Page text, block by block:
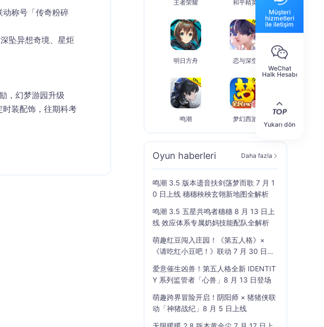
动称号「传奇粉碎
坠异想奇境、星炬
，幻梦游园升级
时装配饰，往期科考
王者荣耀 和平精英
明日方舟 恋与深空
鸣潮 梦幻西游
Oyun haberleri Daha fazla
鸣潮 3.5 版本遗音扶剑荡梦而歌 7 月 1
0 日上线 穗穗秧秧玄翎新地图全解析
鸣潮 3.5 五星共鸣者穗穗 8 月 13 日上
线 效应体系专属奶妈技能配队全解析
萌趣红豆闯入庄园！《第五人格》×
《请吃红小豆吧！》联动 7 月 30 日开
爱意催生凶兽！第五人格全新 IDENTIT
Y 系列监管者「心兽」8 月 13 日登场
萌趣跨界冒险开启！阴阳师 × 猪猪侠联
动「神猪战纪」8 月 5 日上线
Müşteri
hizmetleri
ile iletişim
WeChat
Halk Hesabı
Yukarı dön